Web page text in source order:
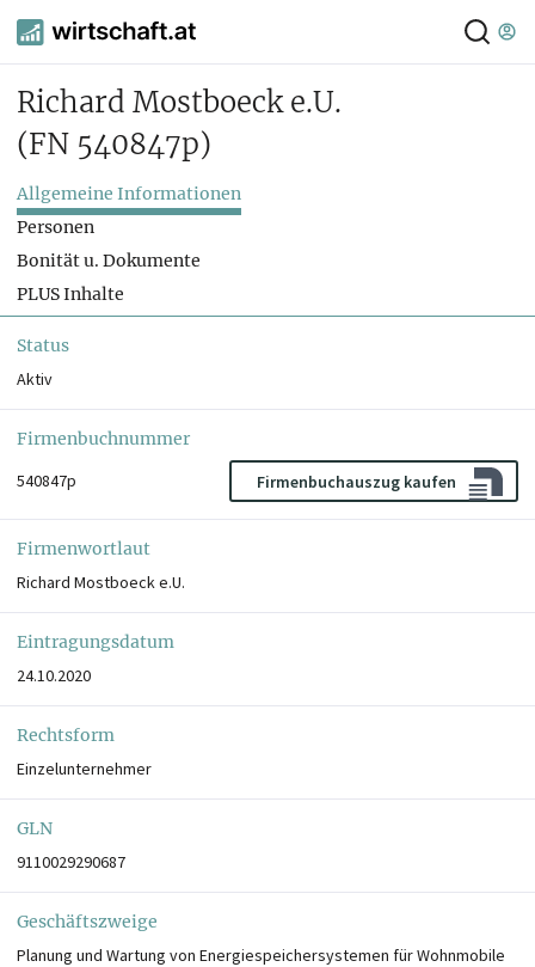
Richard Mostboeck e.U.
(FN 540847p)
Allgemeine Informationen
Personen
Bonität u. Dokumente
PLUS Inhalte
Status
Aktiv
Firmenbuchnummer
540847p
Firmenbuchauszug kaufen
Firmenwortlaut
Richard Mostboeck e.U.
Eintragungsdatum
24.10.2020
Rechtsform
Einzelunternehmer
GLN
9110029290687
Geschäftszweige
Planung und Wartung von Energiespeichersystemen für Wohnmobile